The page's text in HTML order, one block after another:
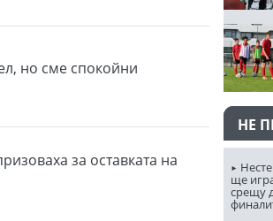
но сме спокойни
за оставката на
НЕ
ще
срещу